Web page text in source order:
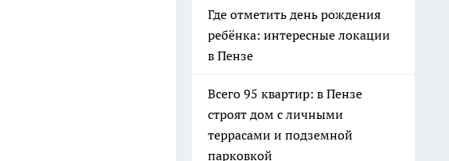
Где отметить день рождения
ребёнка: интересные локации
в Пензе
Всего 95 квартир: в Пензе
строят дом с личными
террасами и подземной
парковкой